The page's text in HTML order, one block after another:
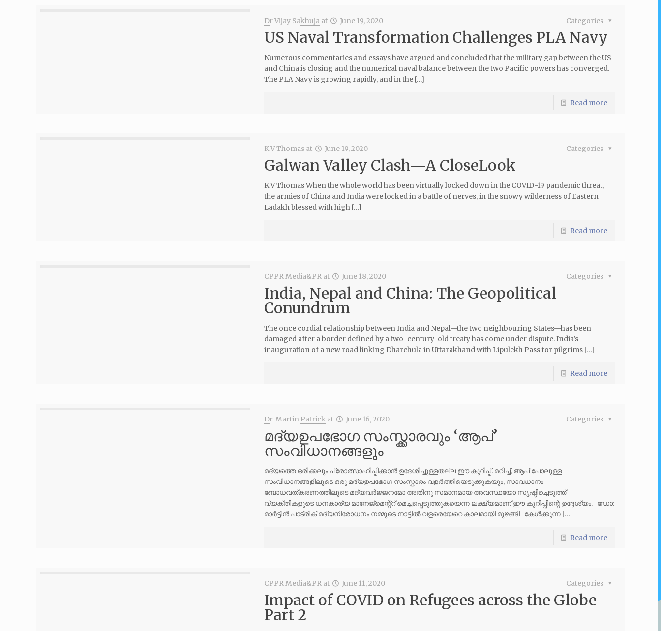
Dr Vijay Sakhuja at June 19, 2020 Categories
US Naval Transformation Challenges PLA Navy
Numerous commentaries and essays have argued and concluded that the military gap between the US
and China is closing and the numerical naval balance between the two Pacific powers has converged.
The PLA Navy is growing rapidly, and in the […]
Read more
K V Thomas at June 19, 2020 Categories
Galwan Valley Clash—A CloseLook
K V Thomas When the whole world has been virtually locked down in the COVID-19 pandemic threat,
the armies of China and India were locked in a battle of nerves, in the snowy wilderness of Eastern
Ladakh blessed with high […]
Read more
CPPR Media&PR at June 18, 2020 Categories
India, Nepal and China: The Geopolitical
Conundrum
The once cordial relationship between India and Nepal—the two neighbouring States—has been
damaged after a border defined by a two-century-old treaty has come under dispute. India’s
inauguration of a new road linking Dharchula in Uttarakhand with Lipulekh Pass for pilgrims […]
Read more
Dr. Martin Patrick at June 16, 2020 Categories
മദ്യഉപഭോഗ സംസ്ക്കാരവും ‘ആപ്’
സംവിധാനങ്ങളും
മദ്യത്തെ ഒരിക്കലും പ്രോത്സാഹിപ്പിക്കാൻ ഉദേശിച്ചുള്ളതല്ല ഈ കുറിപ്പ്. മറിച്ച്, ആപ് പോലുള്ള
സംവിധാനങ്ങളിലൂടെ ഒരു മദ്യഉപഭോഗ സംസ്കാരം വളർത്തിയെടുക്കുകയും, സാവധാനം
ബോധവത്കരണത്തിലൂടെ മദ്യവർജ്ജനമോ അതിനു സമാനമായ അവസ്ഥയോ സൃഷ്ടിച്ചെടുത്ത്
വ്യക്തികളുടെ ധനകാര്യ മാനേജ്മെന്റ്റ് മെച്ചപ്പെടുത്തുകയെന്ന ലക്ഷ്യമാണ് ഈ കുറിപ്പിന്റെ ഉദ്ദേശ്യം. ഡോ:
മാർട്ടിൻ പാട്രിക് മദ്യനിരോധനം നമ്മുടെ നാട്ടിൽ വളരെയേറെ കാലമായി മുഴങ്ങി കേൾക്കുന്ന […]
Read more
CPPR Media&PR at June 11, 2020 Categories
Impact of COVID on Refugees across the Globe-
Part 2